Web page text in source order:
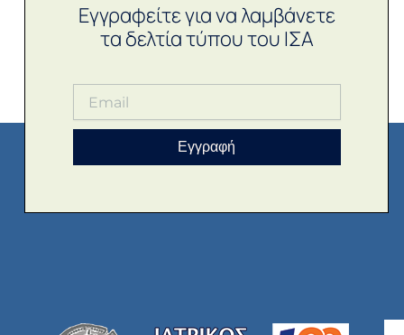
Εγγραφείτε για να λαμβάνετε
τα δελτία τύπου του ΙΣΑ
Εγγραφή